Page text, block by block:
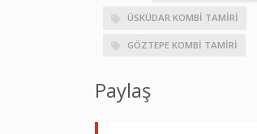
ÜSKÜDAR KOMBI TAMIRI
GÖZTEPE KOMBI TAMIRI
Paylaş